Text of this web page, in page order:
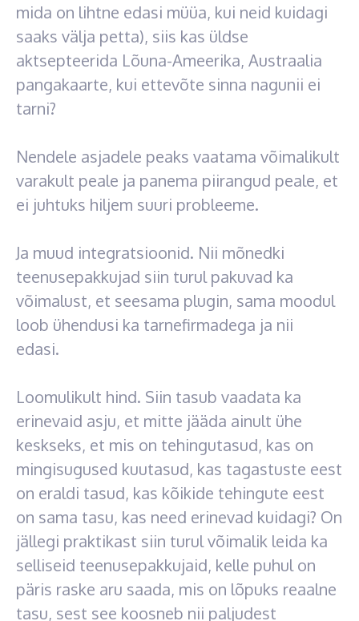
mida on lihtne edasi müüa, kui neid kuidagi
saaks välja petta), siis kas üldse
aktsepteerida Lõuna-Ameerika, Austraalia
pangakaarte, kui ettevõte sinna nagunii ei
tarni?
Nendele asjadele peaks vaatama võimalikult
varakult peale ja panema piirangud peale, et
ei juhtuks hiljem suuri probleeme.
Ja muud integratsioonid. Nii mõnedki
teenusepakkujad siin turul pakuvad ka
võimalust, et seesama plugin, sama moodul
loob ühendusi ka tarnefirmadega ja nii
edasi.
Loomulikult hind. Siin tasub vaadata ka
erinevaid asju, et mitte jääda ainult ühe
keskseks, et mis on tehingutasud, kas on
mingisugused kuutasud, kas tagastuste eest
on eraldi tasud, kas kõikide tehingute eest
on sama tasu, kas need erinevad kuidagi? On
jällegi praktikast siin turul võimalik leida ka
selliseid teenusepakkujaid, kelle puhul on
päris raske aru saada, mis on lõpuks reaalne
tasu, sest see koosneb nii paljudest